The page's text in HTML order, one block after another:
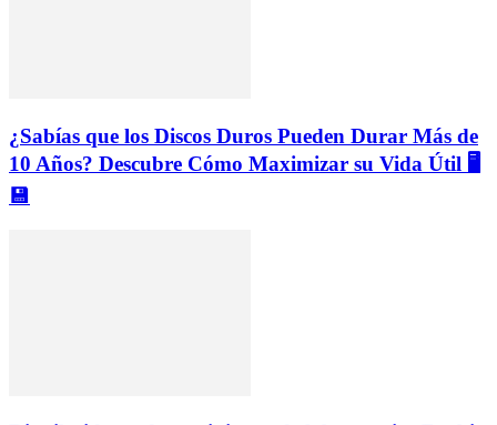
¿Sabías que los Discos Duros Pueden Durar Más de
10 Años? Descubre Cómo Maximizar su Vida Útil 🖥️
💾